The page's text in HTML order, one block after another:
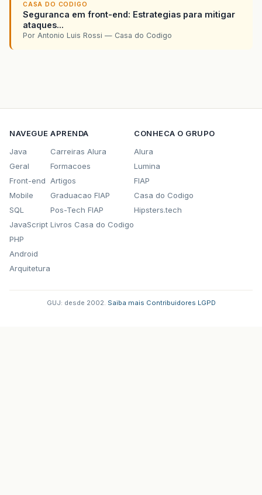
CASA DO CODIGO
Seguranca em front-end: Estrategias para mitigar
ataques...
Por Antonio Luis Rossi — Casa do Codigo
NAVEGUE
Java
Geral
Front-end
Mobile
SQL
JavaScript
PHP
Android
Arquitetura
APRENDA
Carreiras Alura
Formacoes
Artigos
Graduacao FIAP
Pos-Tech FIAP
Livros Casa do Codigo
CONHECA O GRUPO
Alura
Lumina
FIAP
Casa do Codigo
Hipsters.tech
GUJ: desde 2002. Saiba mais Contribuidores LGPD